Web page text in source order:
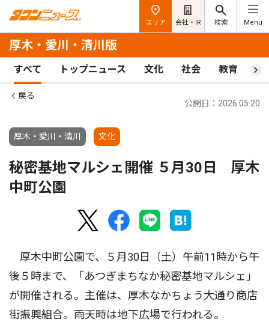
エリア 会社・IR 検索 Menu
厚木・愛川・清川版
すべて トップニュース 文化 社会 教育 ス
戻る
厚木・愛川・清川 文化
公開日：2026.05.20
秘密基地マルシェ開催 ５月30日 厚木
中町公園
厚木中町公園で、５月30日（土）午前11時から午
後５時まで、「あつぎまちなか秘密基地マルシェ」
が開催される。主催は、厚木なかちょう大通り商店
街振興組合。雨天時は地下広場で行われる。